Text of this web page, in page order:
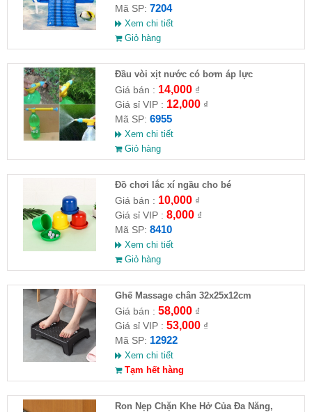
Mã SP: 7204
Xem chi tiết
Giỏ hàng
Đầu vòi xịt nước có bơm áp lực
Giá bán : 14,000₫
Giá sỉ VIP : 12,000₫
Mã SP: 6955
Xem chi tiết
Giỏ hàng
Đồ chơi lắc xí ngầu cho bé
Giá bán : 10,000₫
Giá sỉ VIP : 8,000₫
Mã SP: 8410
Xem chi tiết
Giỏ hàng
Ghế Massage chân 32x25x12cm
Giá bán : 58,000₫
Giá sỉ VIP : 53,000₫
Mã SP: 12922
Xem chi tiết
Tạm hết hàng
Ron Nẹp Chặn Khe Hở Của Đa Năng,